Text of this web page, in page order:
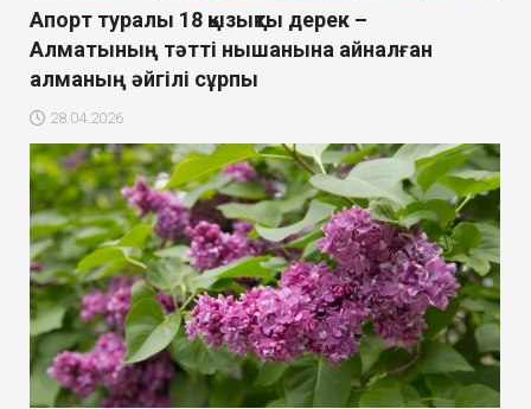
Апорт туралы 18 қызықты дерек –
Алматының тәтті нышанына айналған
алманың әйгілі сұрпы
28.04.2026